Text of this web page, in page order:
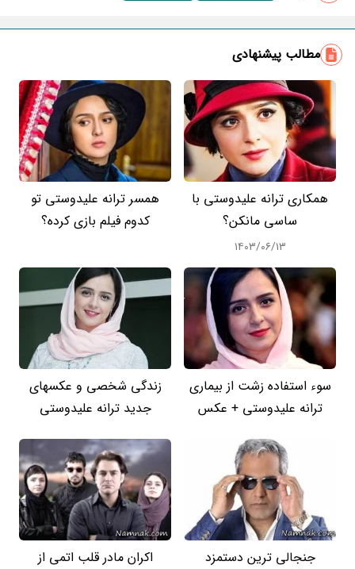
مطالب پیشنهادی
همکاری ترانه علیدوستی با
ساسی مانکن؟
۱۴۰۳/۰۶/۱۳
همسر ترانه علیدوستی تو
کدوم فیلم بازی کرده؟
سوء استفاده زشت از بیماری
ترانه علیدوستی + عکس
زندگی شخصی و عکسهای
جدید ترانه علیدوستی
جنجالی ترین دستمزد
اکران مادر قلب اتمی از